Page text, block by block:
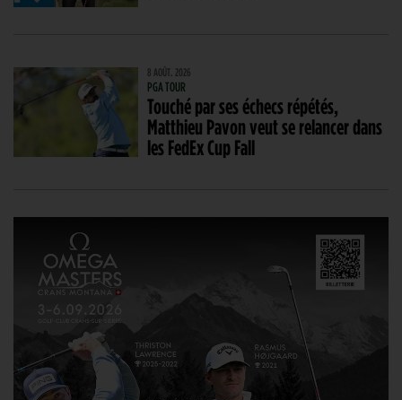
8 AOÛT. 2026
PGA TOUR
Touché par ses échecs répétés,
Matthieu Pavon veut se relancer dans
les FedEx Cup Fall